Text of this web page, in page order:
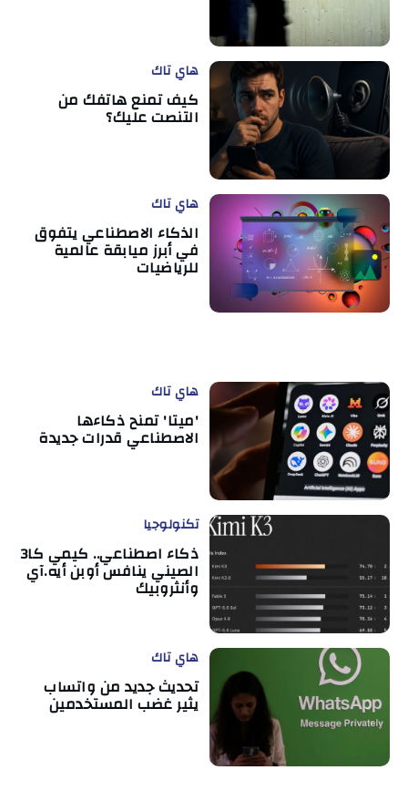
هاي تاك
كيف تمنع هاتفك من
التنصت عليك؟
هاي تاك
الذكاء الاصطناعي يتفوق
في أبرز ميابقة عالمية
للرياضيات
هاي تاك
'ميتا' تمنح ذكاءها
الاصطناعي قدرات جديدة
تكنولوجيا
ذكاء اصطناعي.. كيمي كا3
الصيني ينافس أوبن أيه.آي
وأنثروبيك
هاي تاك
تحديث جديد من واتساب
يثير غضب المستخدمين